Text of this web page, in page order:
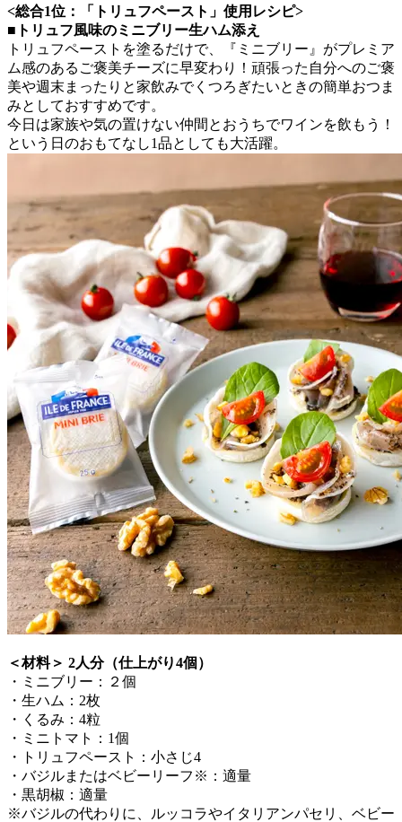
<総合1位：「トリュフペースト」使用レシピ>
■トリュフ風味のミニブリー生ハム添え
トリュフペーストを塗るだけで、『ミニブリー』がプレミア
ム感のあるご褒美チーズに早変わり！頑張った自分へのご褒
美や週末まったりと家飲みでくつろぎたいときの簡単おつま
みとしておすすめです。
今日は家族や気の置けない仲間とおうちでワインを飲もう！
という日のおもてなし1品としても大活躍。
＜材料＞ 2人分（仕上がり4個）
・ミニブリー：２個
・生ハム：2枚
・くるみ：4粒
・ミニトマト：1個
・トリュフペースト：小さじ4
・バジルまたはベビーリーフ※：適量
・黒胡椒：適量
※バジルの代わりに、ルッコラやイタリアンパセリ、ベビー